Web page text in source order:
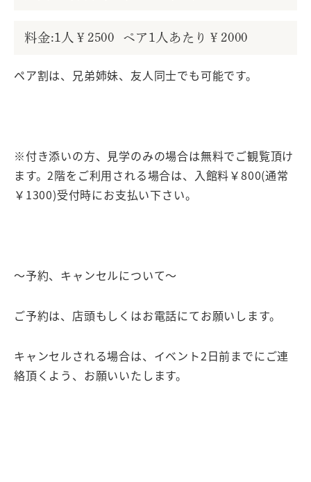
料金:1人￥2500 ペア1人あたり￥2000
ペア割は、兄弟姉妹、友人同士でも可能です。
※付き添いの方、見学のみの場合は無料でご観覧頂け
ます。2階をご利用される場合は、入館料￥800(通常
￥1300)受付時にお支払い下さい。
～予約、キャンセルについて～
ご予約は、店頭もしくはお電話にてお願いします。
キャンセルされる場合は、イベント2日前までにご連
絡頂くよう、お願いいたします。